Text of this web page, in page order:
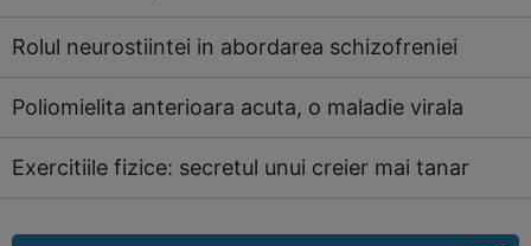
Rolul neurostiintei in abordarea schizofreniei
Poliomielita anterioara acuta, o maladie virala
Exercitiile fizice: secretul unui creier mai tanar